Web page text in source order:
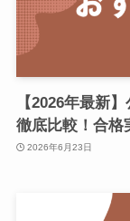
【2026年最新
徹底比較！合格
2026年6月23日